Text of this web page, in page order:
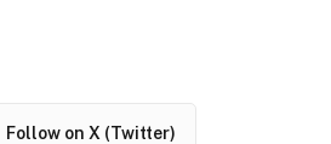
Follow on X (Twitter)